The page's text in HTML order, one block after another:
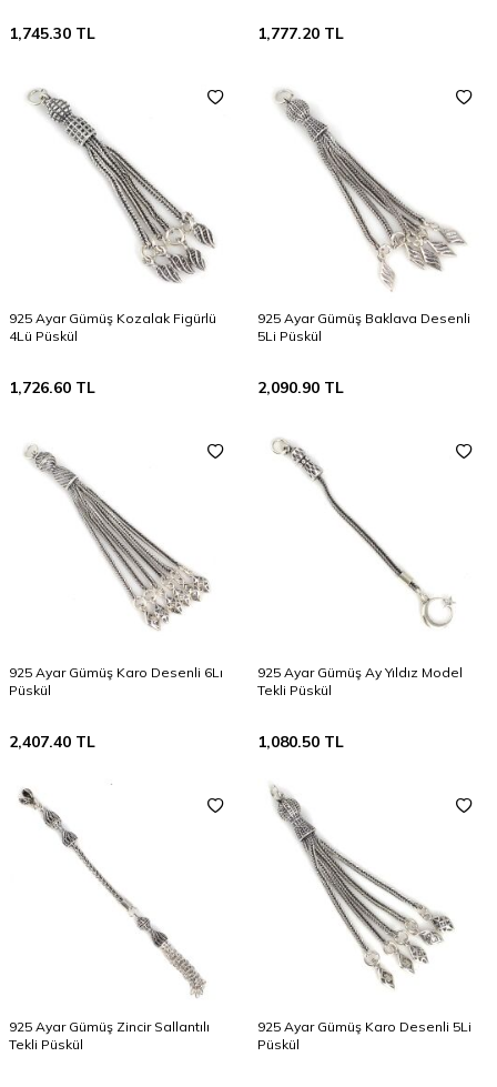
1,745.30 TL 1,777.20 TL
925 Ayar Gümüş Kozalak Figürlü
4Lü Püskül
1,726.60 TL
925 Ayar Gümüş Baklava Desenli
5Li Püskül
2,090.90 TL
925 Ayar Gümüş Karo Desenli 6Lı
Püskül
2,407.40 TL
925 Ayar Gümüş Ay Yıldız Model
Tekli Püskül
1,080.50 TL
925 Ayar Gümüş Zincir Sallantılı
Tekli Püskül
925 Ayar Gümüş Karo Desenli 5Li
Püskül